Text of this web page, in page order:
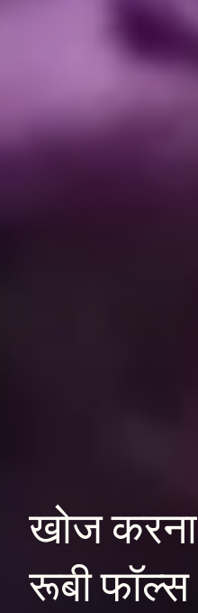
खोजकरना
रूबीफॉल्स